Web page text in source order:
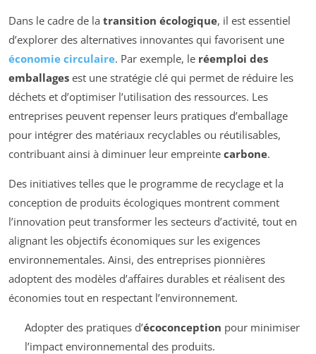
Dans le cadre de la transition écologique, il est essentiel
d’explorer des alternatives innovantes qui favorisent une
économie circulaire. Par exemple, le réemploi des
emballages est une stratégie clé qui permet de réduire les
déchets et d’optimiser l’utilisation des ressources. Les
entreprises peuvent repenser leurs pratiques d’emballage
pour intégrer des matériaux recyclables ou réutilisables,
contribuant ainsi à diminuer leur empreinte carbone.
Des initiatives telles que le programme de recyclage et la
conception de produits écologiques montrent comment
l’innovation peut transformer les secteurs d’activité, tout en
alignant les objectifs économiques sur les exigences
environnementales. Ainsi, des entreprises pionnières
adoptent des modèles d’affaires durables et réalisent des
économies tout en respectant l’environnement.
Adopter des pratiques d’écoconception pour minimiser
l’impact environnemental des produits.